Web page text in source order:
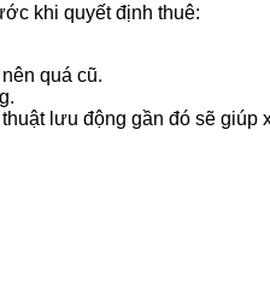
khi quyết định thuê:
quá cũ.
lưu động gần đó sẽ giúp